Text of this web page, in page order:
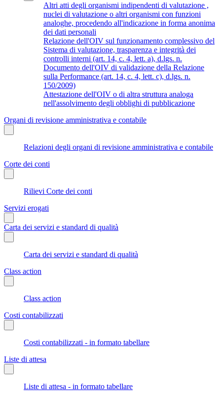
Altri atti degli organismi indipendenti di valutazione ,
nuclei di valutazione o altri organismi con funzioni
analoghe, procedendo all'indicazione in forma anonima
dei dati personali
Relazione dell'OIV sul funzionamento complessivo del
Sistema di valutazione, trasparenza e integrità dei
controlli interni (art. 14, c. 4, lett. a), d.lgs. n.
Documento dell'OIV di validazione della Relazione
sulla Performance (art. 14, c. 4, lett. c), d.lgs. n.
150/2009)
Attestazione dell'OIV o di altra struttura analoga
nell'assolvimento degli obblighi di pubblicazione
Organi di revisione amministrativa e contabile
Relazioni degli organi di revisione amministrativa e contabile
Corte dei conti
Rilievi Corte dei conti
Servizi erogati
Carta dei servizi e standard di qualità
Carta dei servizi e standard di qualità
Class action
Class action
Costi contabilizzati
Costi contabilizzati - in formato tabellare
Liste di attesa
Liste di attesa - in formato tabellare